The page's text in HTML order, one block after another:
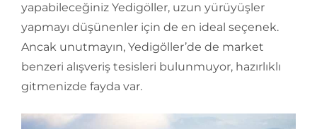
yapabileceğiniz Yedigöller, uzun yürüyüşler
yapmayı düşünenler için de en ideal seçenek.
Ancak unutmayın, Yedigöller’de de market
benzeri alışveriş tesisleri bulunmuyor, hazırlıklı
gitmenizde fayda var.